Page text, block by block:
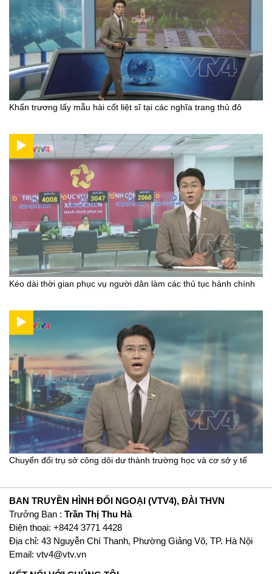
Khẩn trương lấy mẫu hài cốt liệt sĩ tại các nghĩa trang thủ đô
Kéo dài thời gian phục vụ người dân làm các thủ tục hành chính
Chuyển đổi trụ sở công dôi dư thành trường học và cơ sở y tế
BAN TRUYỀN HÌNH ĐỐI NGOẠI (VTV4), ĐÀI THVN
Trưởng Ban : Trần Thị Thu Hà
Ðiện thoại: +8424 3771 4428
Địa chỉ: 43 Nguyễn Chí Thanh, Phường Giảng Võ, TP. Hà Nội
Email: vtv4@vtv.vn